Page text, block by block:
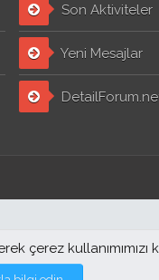
Son Aktiviteler
Yeni Mesajlar
çerez